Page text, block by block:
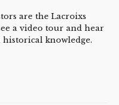
are the Lacroixs
a video tour and hear
knowledge.